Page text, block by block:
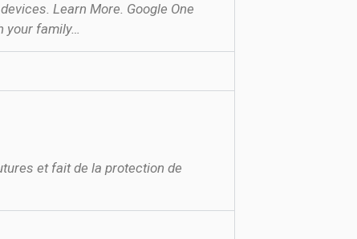
Learn More. Google One
your family…
et fait de la protection de